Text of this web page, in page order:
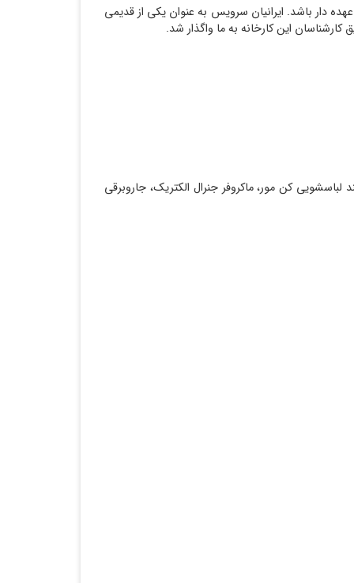
دار باشد. ایرانیان سرویس به عنوان یکی از قدیمی
این کارخانه به ما واگذار شد.
کن مور، ماکروفر جنرال الکتریک، جاروبرقی